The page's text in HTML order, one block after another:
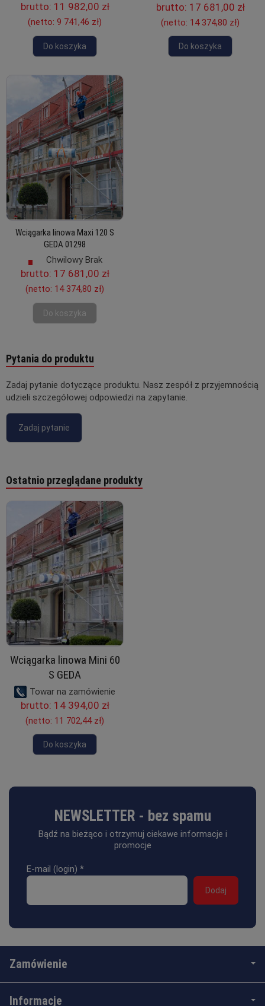
brutto: 11 982,00 zł
(netto: 9 741,46 zł)
Do koszyka
brutto: 17 681,00 zł
(netto: 14 374,80 zł)
Do koszyka
Wciągarka linowa Maxi 120 S
GEDA 01298
Chwilowy Brak
brutto: 17 681,00 zł
(netto: 14 374,80 zł)
Do koszyka
Pytania do produktu
Zadaj pytanie dotyczące produktu. Nasz zespół z przyjemnością
udzieli szczegółowej odpowiedzi na zapytanie.
Zadaj pytanie
Ostatnio przeglądane produkty
Wciągarka linowa Mini 60
S GEDA
Towar na zamówienie
brutto: 14 394,00 zł
(netto: 11 702,44 zł)
Do koszyka
NEWSLETTER - bez spamu
Bądź na bieżąco i otrzymuj ciekawe informacje i
promocje
E-mail (login) *
Zamówienie
Informacje